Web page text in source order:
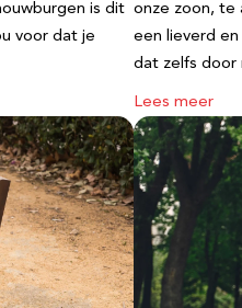
is dit
voor dat je
onze zoon, te
een lieverd
dat zelfs
Lees meer